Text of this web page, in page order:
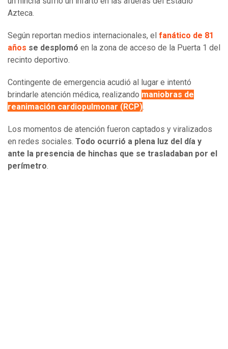
Azteca.
Según reportan medios internacionales, el fanático de 81
años se desplomó en la zona de acceso de la Puerta 1 del
recinto deportivo.
Contingente de emergencia acudió al lugar e intentó
brindarle atención médica, realizando maniobras de
reanimación cardiopulmonar (RCP)
Los momentos de atención fueron captados y viralizados
en redes sociales. Todo ocurrió a plena luz del día y
ante la presencia de hinchas que se trasladaban por el
perímetro